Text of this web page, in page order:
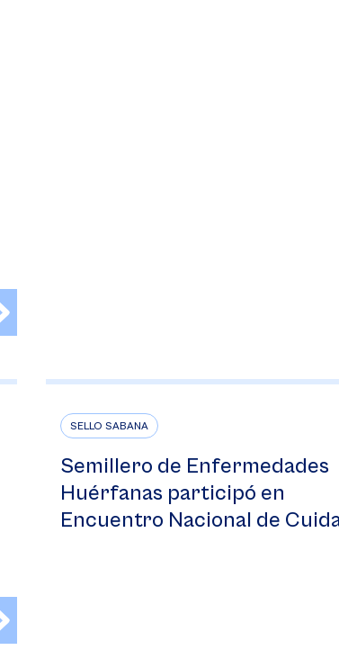
SELLO SABANA
Semillero de Enfermedades
Huérfanas participó en
Encuentro Nacional de